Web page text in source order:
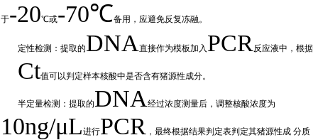
于-20℃或-70℃备用，应避免反复冻融。
定性检测：提取的DNA直接作为模板加入 PCR反应液中，根据
Ct值可以判定样本核酸中是否含有猪源性成分。
半定量检测：提取的DNA经过浓度测量后，调整核酸浓度为
10ng/μL进行PCR，最终根据结果判定表判定其猪源性成 分质